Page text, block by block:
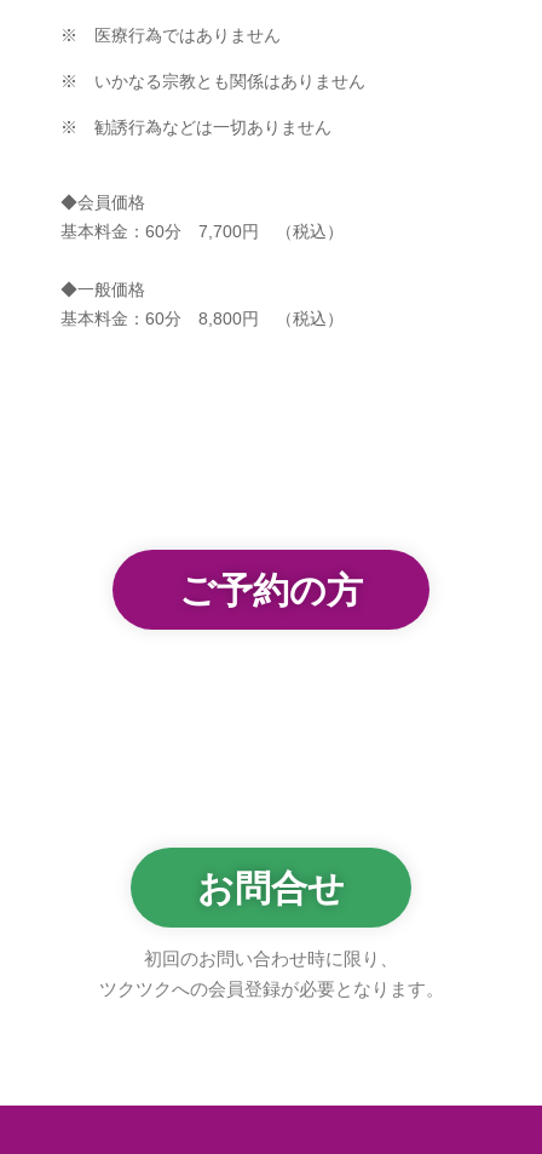
※ 医療行為ではありません
※ いかなる宗教とも関係はありません
※ 勧誘行為などは一切ありません
◆会員価格
基本料金：60分 7,700円 （税込）
◆一般価格
基本料金：60分 8,800円 （税込）
ご予約の方
お問合せ
初回のお問い合わせ時に限り、
ツクツクへの会員登録が必要となります。